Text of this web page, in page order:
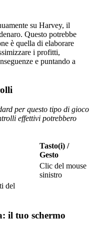
su Harvey, il
Questo potrebbe
è quella di elaborare
i profitti,
e puntando a
per questo tipo di gioco
effettivi potrebbero
Tasto(i) /
Gesto
Clic del mouse
sinistro
del
il tuo schermo